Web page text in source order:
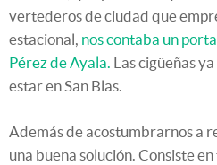
vertederos de ciudad que
estacional, nos contaba un
Pérez de Ayala. Las cigüeñas
estar en San Blas.
Además de acostumbrarnos a
una buena solución. Consiste